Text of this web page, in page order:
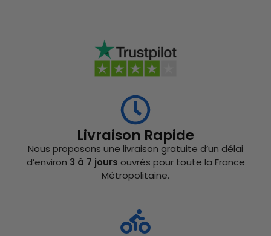
Livraison Rapide
Nous proposons une livraison gratuite d’un délai
d’environ 3 à 7 jours ouvrés pour toute la France
Métropolitaine.